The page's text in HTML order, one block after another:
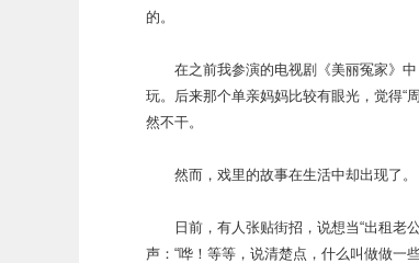
的。
在之前我参演的电视剧《美丽冤家》中
玩。后来那个单亲妈妈比较有眼光，觉得“
然不干。
然而，戏里的故事在生活中却出现了。
日前，有人张贴街招，说想当“出租老公
声：“哗！等等，说清楚点，什么叫做做一